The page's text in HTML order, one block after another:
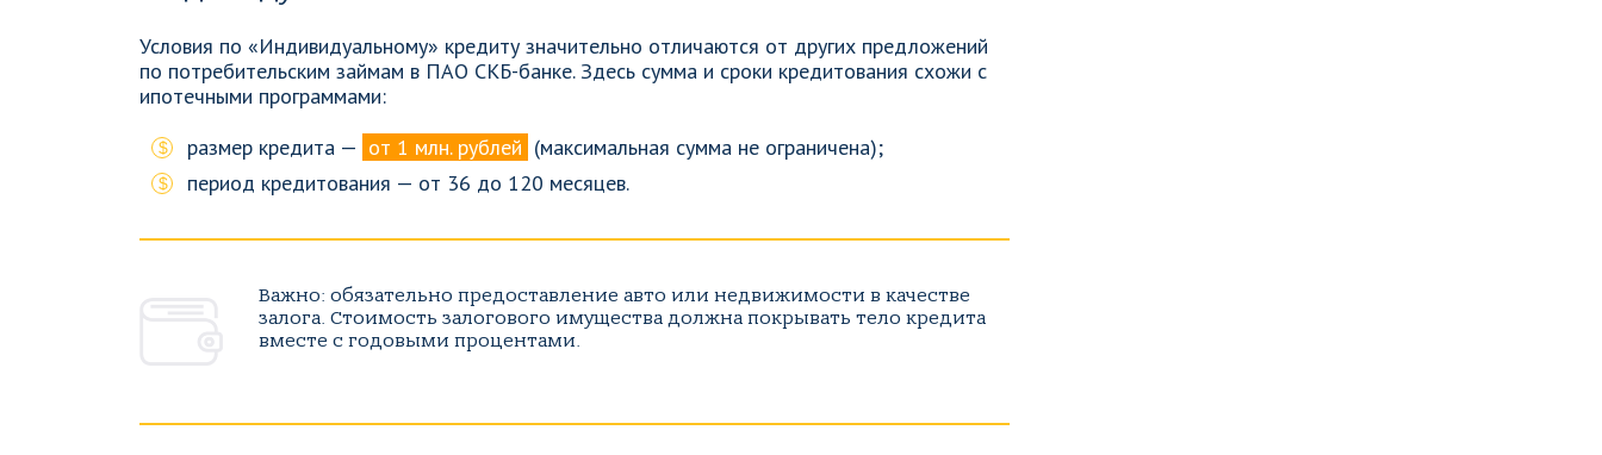
Условия по «Индивидуальному» кредиту значительно отличаются от других предложений
по потребительским займам в ПАО СКБ-банке. Здесь сумма и сроки кредитования схожи с
ипотечными программами:
размер кредита — от 1 млн. рублей (максимальная сумма не ограничена);
период кредитования — от 36 до 120 месяцев.
Важно: обязательно предоставление авто или недвижимости в качестве
залога. Стоимость залогового имущества должна покрывать тело кредита
вместе с годовыми процентами.